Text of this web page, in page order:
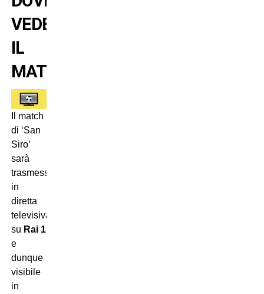
VEDERE
IL
MATCH
Il match
di ‘San
Siro’
sarà
trasmesso
in
diretta
televisiva
su Rai 1
e
dunque
visibile
in